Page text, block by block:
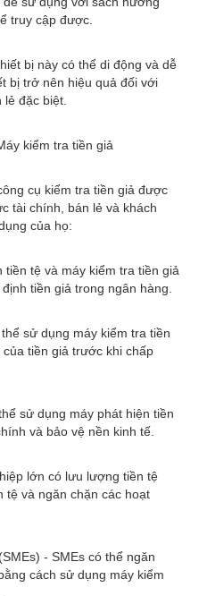
truy cập được.
bị này có thể di động và dễ
bị trở nên hiệu quả đối với
đặc biệt.
kiểm tra tiền giả
cụ kiểm tra tiền giả được
tài chính, bán lẻ và khách
của họ:
tệ và máy kiểm tra tiền giả
tiền giả trong ngân hàng.
sử dụng máy kiểm tra tiền
tiền giả trước khi chấp
sử dụng máy phát hiện tiền
và bảo vệ nền kinh tế.
lớn có lưu lượng tiền tệ
tệ và ngăn chặn các hoạt
- SMEs có thể ngăn
cách sử dụng máy kiểm